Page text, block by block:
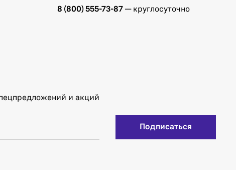
8 (800) 555-73-87 — круглосуточно
и акций
Подписаться